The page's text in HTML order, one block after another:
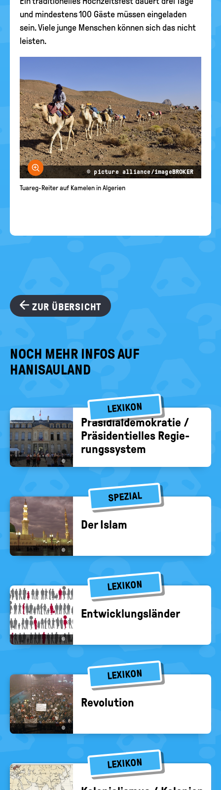
und mindestens 100 Gäste müssen eingeladen
sein. Viele junge Menschen können sich das nicht
leisten.
Bild vergrößern
© picture alliance/imageBROKER
Tuareg-Reiter auf Kamelen in Algerien
ZUR ÜBERSICHT
NOCH MEHR INFOS AUF
HANISAULAND
LEXIKON
©
Prä­si­di­al­de­mo­kra­tie /
Prä­si­den­ti­el­les Re­gie­
rungs­sys­tem
SPEZIAL
©
Der Islam
LEXIKON
©
Ent­wick­lungs­län­der
LEXIKON
©
Re­vo­lu­ti­on
LEXIKON